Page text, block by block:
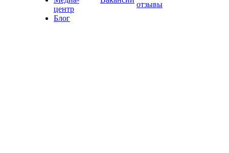
центр
Блог
отзывы